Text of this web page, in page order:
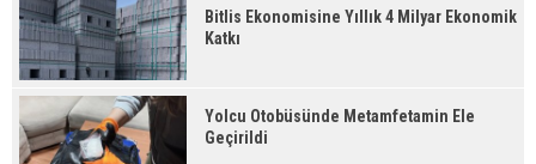
Bitlis Ekonomisine Yıllık 4 Milyar Ekonomik
Katkı
Yolcu Otobüsünde Metamfetamin Ele
Geçirildi